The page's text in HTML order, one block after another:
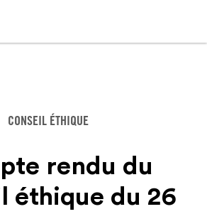
CONSEIL ÉTHIQUE
rendu du
éthique du 26